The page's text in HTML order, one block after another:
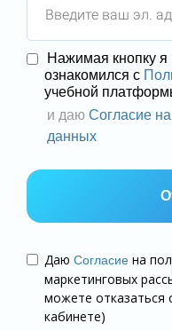
Нажимая кнопку
ознакомился с
учебной
и даю Согласие
данных
Даю Согласие на
маркетинговых
можете отказаться
кабинете)